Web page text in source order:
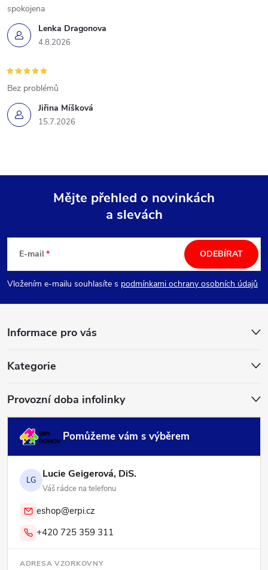
Lenka Dragonova
4.8.2026
spokojena
Jiřina Míšková
15.7.2026
Bez problémů
p
a
Mějte přehled o novinkách
a slevách
E-mail
Vložením e-mailu souhlasíte s podmínkami ochrany osobních údajů
ODEBÍRAT
Informace pro vás
Kategorie
Provozní doba infolinky
Pomůžeme vám s výběrem
LG Lucie Geigerová, DiS.
Váš rádce na telefonu
eshop@erpi.cz
+420 725 359 311
ADRESA VZORKOVNY